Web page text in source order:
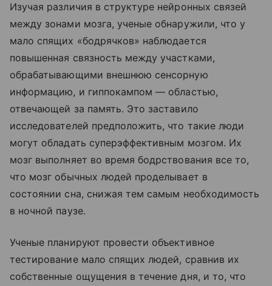
Изучая различия в структуре нейронных связей
между зонами мозга, ученые обнаружили, что у
мало спящих «бодрячков» наблюдается
повышенная связность между участками,
обрабатывающими внешнюю сенсорную
информацию, и гиппокампом — областью,
отвечающей за память. Это заставило
исследователей предположить, что такие люди
могут обладать суперэффективным мозгом. Их
мозг выполняет во время бодрствования все то,
что мозг обычных людей проделывает в
состоянии сна, снижая тем самым необходимость
в ночной паузе.
Ученые планируют провести объективное
тестирование мало спящих людей, сравнив их
собственные ощущения в течение дня, и то, что